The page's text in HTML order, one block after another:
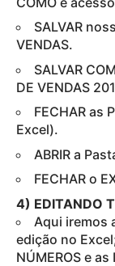
SALVAR
VENDAS.
SALVAR
DE VENDAS
FECHAR as
Excel).
ABRIR a
FECHAR o
4) EDITANDO
Aqui iremos
edição no
NÚMEROS e as